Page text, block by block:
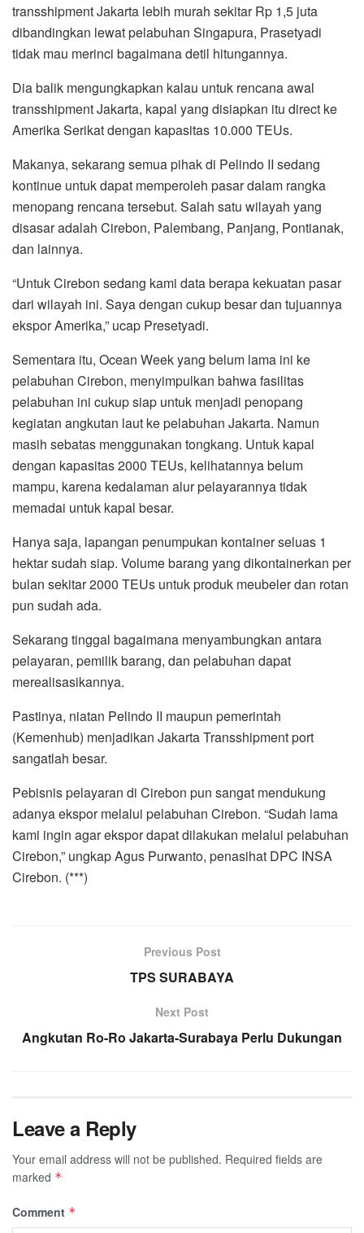
transshipment Jakarta lebih murah sekitar Rp 1,5 juta
dibandingkan lewat pelabuhan Singapura, Prasetyadi
tidak mau merinci bagaimana detil hitungannya.
Dia balik mengungkapkan kalau untuk rencana awal
transshipment Jakarta, kapal yang disiapkan itu direct ke
Amerika Serikat dengan kapasitas 10.000 TEUs.
Makanya, sekarang semua pihak di Pelindo II sedang
kontinue untuk dapat memperoleh pasar dalam rangka
menopang rencana tersebut. Salah satu wilayah yang
disasar adalah Cirebon, Palembang, Panjang, Pontianak,
dan lainnya.
“Untuk Cirebon sedang kami data berapa kekuatan pasar
dari wilayah ini. Saya dengan cukup besar dan tujuannya
ekspor Amerika,” ucap Presetyadi.
Sementara itu, Ocean Week yang belum lama ini ke
pelabuhan Cirebon, menyimpulkan bahwa fasilitas
pelabuhan ini cukup siap untuk menjadi penopang
kegiatan angkutan laut ke pelabuhan Jakarta. Namun
masih sebatas menggunakan tongkang. Untuk kapal
dengan kapasitas 2000 TEUs, kelihatannya belum
mampu, karena kedalaman alur pelayarannya tidak
memadai untuk kapal besar.
Hanya saja, lapangan penumpukan kontainer seluas 1
hektar sudah siap. Volume barang yang dikontainerkan per
bulan sekitar 2000 TEUs untuk produk meubeler dan rotan
pun sudah ada.
Sekarang tinggal bagaimana menyambungkan antara
pelayaran, pemilik barang, dan pelabuhan dapat
merealisasikannya.
Pastinya, niatan Pelindo II maupun pemerintah
(Kemenhub) menjadikan Jakarta Transshipment port
sangatlah besar.
Pebisnis pelayaran di Cirebon pun sangat mendukung
adanya ekspor melalui pelabuhan Cirebon. “Sudah lama
kami ingin agar ekspor dapat dilakukan melalui pelabuhan
Cirebon,” ungkap Agus Purwanto, penasihat DPC INSA
Cirebon. (***)
Previous Post
TPS SURABAYA
Next Post
Angkutan Ro-Ro Jakarta-Surabaya Perlu Dukungan
Leave a Reply
Your email address will not be published. Required fields are
marked *
Comment *